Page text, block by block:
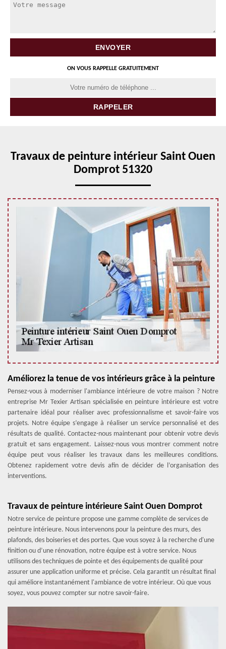
ON VOUS RAPPELLE GRATUITEMENT
Travaux de peinture intérieur Saint Ouen
Domprot 51320
Améliorez la tenue de vos intérieurs grâce à la peinture
Pensez-vous à moderniser l'ambiance intérieure de votre maison ? Notre
entreprise Mr Texier Artisan spécialisée en peinture intérieure est votre
partenaire idéal pour réaliser avec professionnalisme et savoir-faire vos
projets. Notre équipe s’engage à réaliser un service personnalisé et des
résultats de qualité. Contactez-nous maintenant pour obtenir votre devis
gratuit et sans engagement. Laissez-nous vous montrer comment notre
équipe peut vous réaliser les travaux dans les meilleures conditions.
Obtenez rapidement votre devis afin de décider de l’organisation des
interventions.
Travaux de peinture intérieure Saint Ouen Domprot
Notre service de peinture propose une gamme complète de services de
peinture intérieure. Nous intervenons pour la peinture des murs, des
plafonds, des boiseries et des portes. Que vous soyez à la recherche d'une
finition ou d’une rénovation, notre équipe est à votre service. Nous
utilisons des techniques de pointe et des équipements de qualité pour
assurer une application uniforme et précise. Cela garantit un résultat final
qui améliore instantanément l'ambiance de votre intérieur. Où que vous
soyez, vous pouvez compter sur notre savoir-faire.